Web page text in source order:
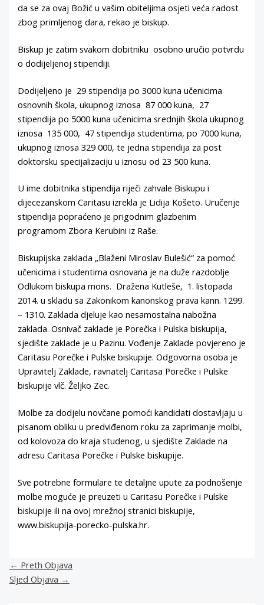
da se za ovaj Božić u vašim obiteljima osjeti veća radost
zbog primljenog dara, rekao je biskup.
Biskup je zatim svakom dobitniku osobno uručio potvrdu
o dodijeljenoj stipendiji.
Dodijeljeno je 29 stipendija po 3000 kuna učenicima
osnovnih škola, ukupnog iznosa 87 000 kuna, 27
stipendija po 5000 kuna učenicima srednjih škola ukupnog
iznosa 135 000, 47 stipendija studentima, po 7000 kuna,
ukupnog iznosa 329 000, te jedna stipendija za post
doktorsku specijalizaciju u iznosu od 23 500 kuna.
U ime dobitnika stipendija riječi zahvale Biskupu i
dijecezanskom Caritasu izrekla je Lidija Košeto. Uručenje
stipendija popraćeno je prigodnim glazbenim
programom Zbora Kerubini iz Raše.
Biskupijska zaklada „Blaženi Miroslav Bulešić“ za pomoć
učenicima i studentima osnovana je na duže razdoblje
Odlukom biskupa mons. Dražena Kutleše, 1. listopada
2014. u skladu sa Zakonikom kanonskog prava kann. 1299.
– 1310. Zaklada djeluje kao nesamostalna nabožna
zaklada. Osnivač zaklade je Porečka i Pulska biskupija,
sjedište zaklade je u Pazinu. Vođenje Zaklade povjereno je
Caritasu Porečke i Pulske biskupije. Odgovorna osoba je
Upravitelj Zaklade, ravnatelj Caritasa Porečke i Pulske
biskupije vlč. Željko Zec.
Molbe za dodjelu novčane pomoći kandidati dostavljaju u
pisanom obliku u predviđenom roku za zaprimanje molbi,
od kolovoza do kraja studenog, u sjedište Zaklade na
adresu Caritasa Porečke i Pulske biskupije.
Sve potrebne formulare te detaljne upute za podnošenje
molbe moguće je preuzeti u Caritasu Porečke i Pulske
biskupije ili na ovoj mrežnoj stranici biskupije,
www.biskupija-porecko-pulska.hr.
← Preth Objava
Sljed Objava →